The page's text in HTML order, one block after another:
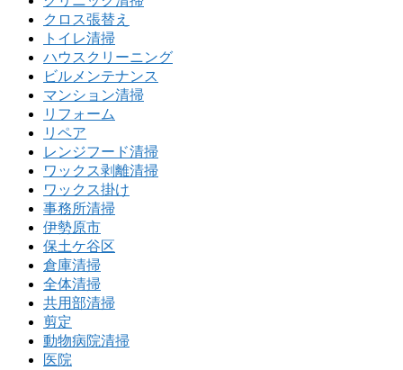
クロス張替え
トイレ清掃
ハウスクリーニング
ビルメンテナンス
マンション清掃
リフォーム
リペア
レンジフード清掃
ワックス剥離清掃
ワックス掛け
事務所清掃
伊勢原市
保土ケ谷区
倉庫清掃
全体清掃
共用部清掃
剪定
動物病院清掃
医院